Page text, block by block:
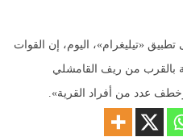
«تيليغرام»، اليوم، إن القوات
بالقرب من ريف القامشلي
عدد من أفراد القرية».